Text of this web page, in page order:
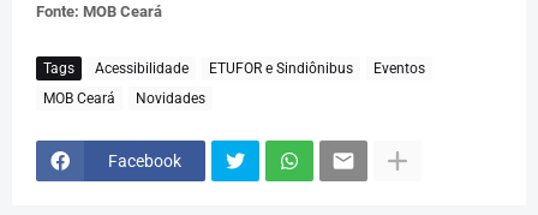
Fonte: MOB Ceará
Tags Acessibilidade ETUFOR e Sindiônibus
Eventos
MOB Ceará
Novidades
Facebook